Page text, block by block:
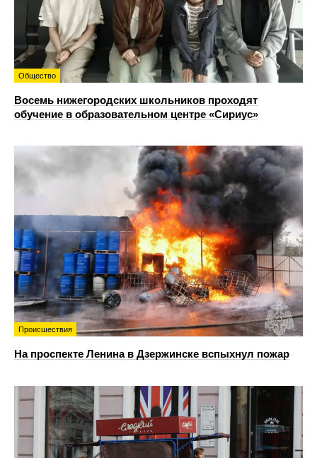
Общество
Восемь нижегородских школьников проходят
обучение в образовательном центре «Сириус»
Происшествия
На проспекте Ленина в Дзержинске вспыхнул пожар